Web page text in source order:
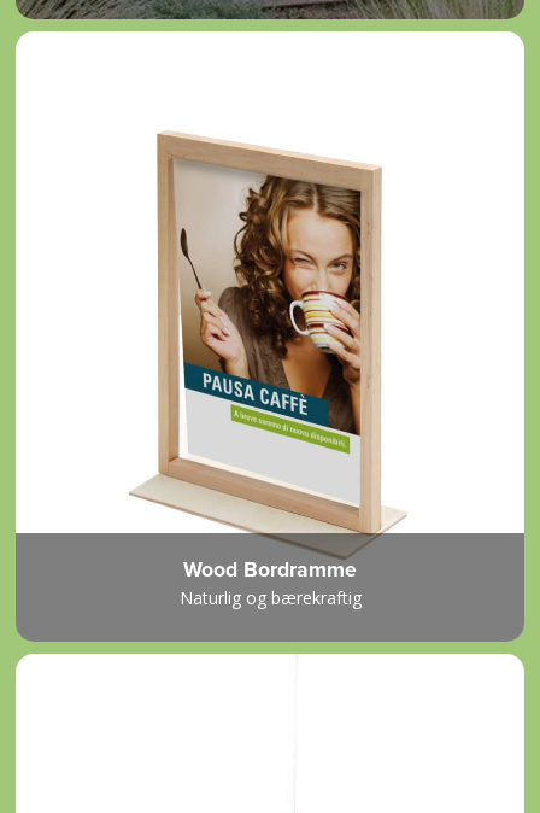
Wood Bordramme
Naturlig og bærekraftig